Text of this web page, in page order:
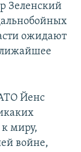
Зеленский
ожидают
Йенс
к миру,
войне,